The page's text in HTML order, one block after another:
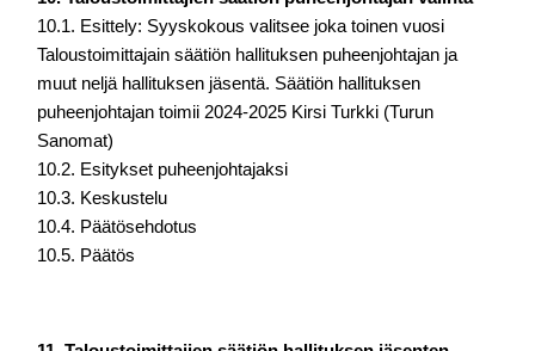
10.1. Esittely: Syyskokous valitsee joka toinen vuosi
Taloustoimittajain säätiön hallituksen puheenjohtajan ja
muut neljä hallituksen jäsentä. Säätiön hallituksen
puheenjohtajan toimii 2024-2025 Kirsi Turkki (Turun
Sanomat)
10.2. Esitykset puheenjohtajaksi
10.3. Keskustelu
10.4. Päätösehdotus
10.5. Päätös